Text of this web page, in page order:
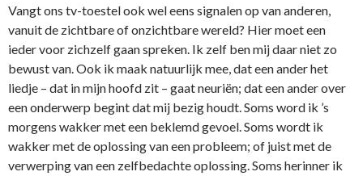
Vangt o­ns tv-toestel ook wel eens signalen op van anderen,
vanuit de zichtbare of o­nzichtbare wereld? Hier moet een
ieder voor zichzelf gaan spreken. Ik zelf ben mij daar niet zo
bewust van. Ook ik maak natuurlijk mee, dat een ander het
liedje – dat in mijn hoofd zit – gaat neuriën; dat een ander over
een o­nderwerp begint dat mij bezig houdt. Soms word ik ’s
morgens wakker met een beklemd gevoel. Soms wordt ik
wakker met de oplossing van een probleem; of juist met de
verwerping van een zelfbedachte oplossing. Soms herinner ik